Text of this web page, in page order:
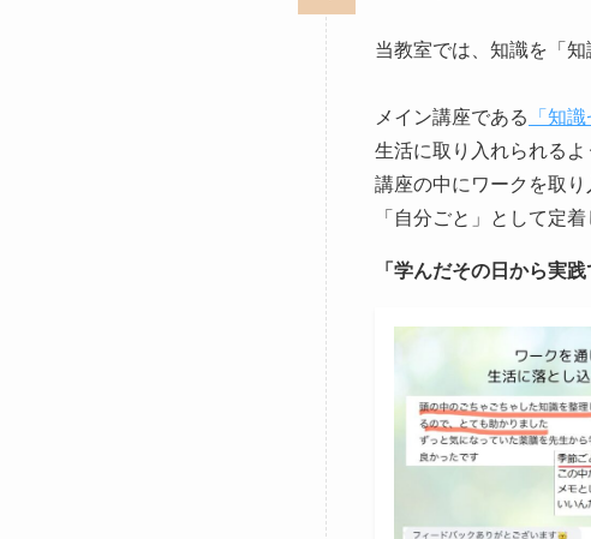
当教室では、知識を「
メイン講座である 「知
生活に取り入れられるよ
講座の中にワークを取
「自分ごと」として定着
「学んだその日から実